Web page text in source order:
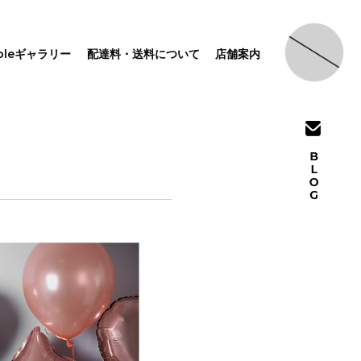
ギャラリー 配達料・送料について 店舗案内